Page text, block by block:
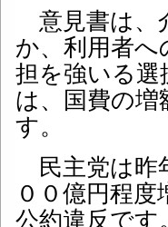
意見書は、
か、利用者へ
担を強いる
は、国費の
す。
民主党は昨
００億円程
公約違反です